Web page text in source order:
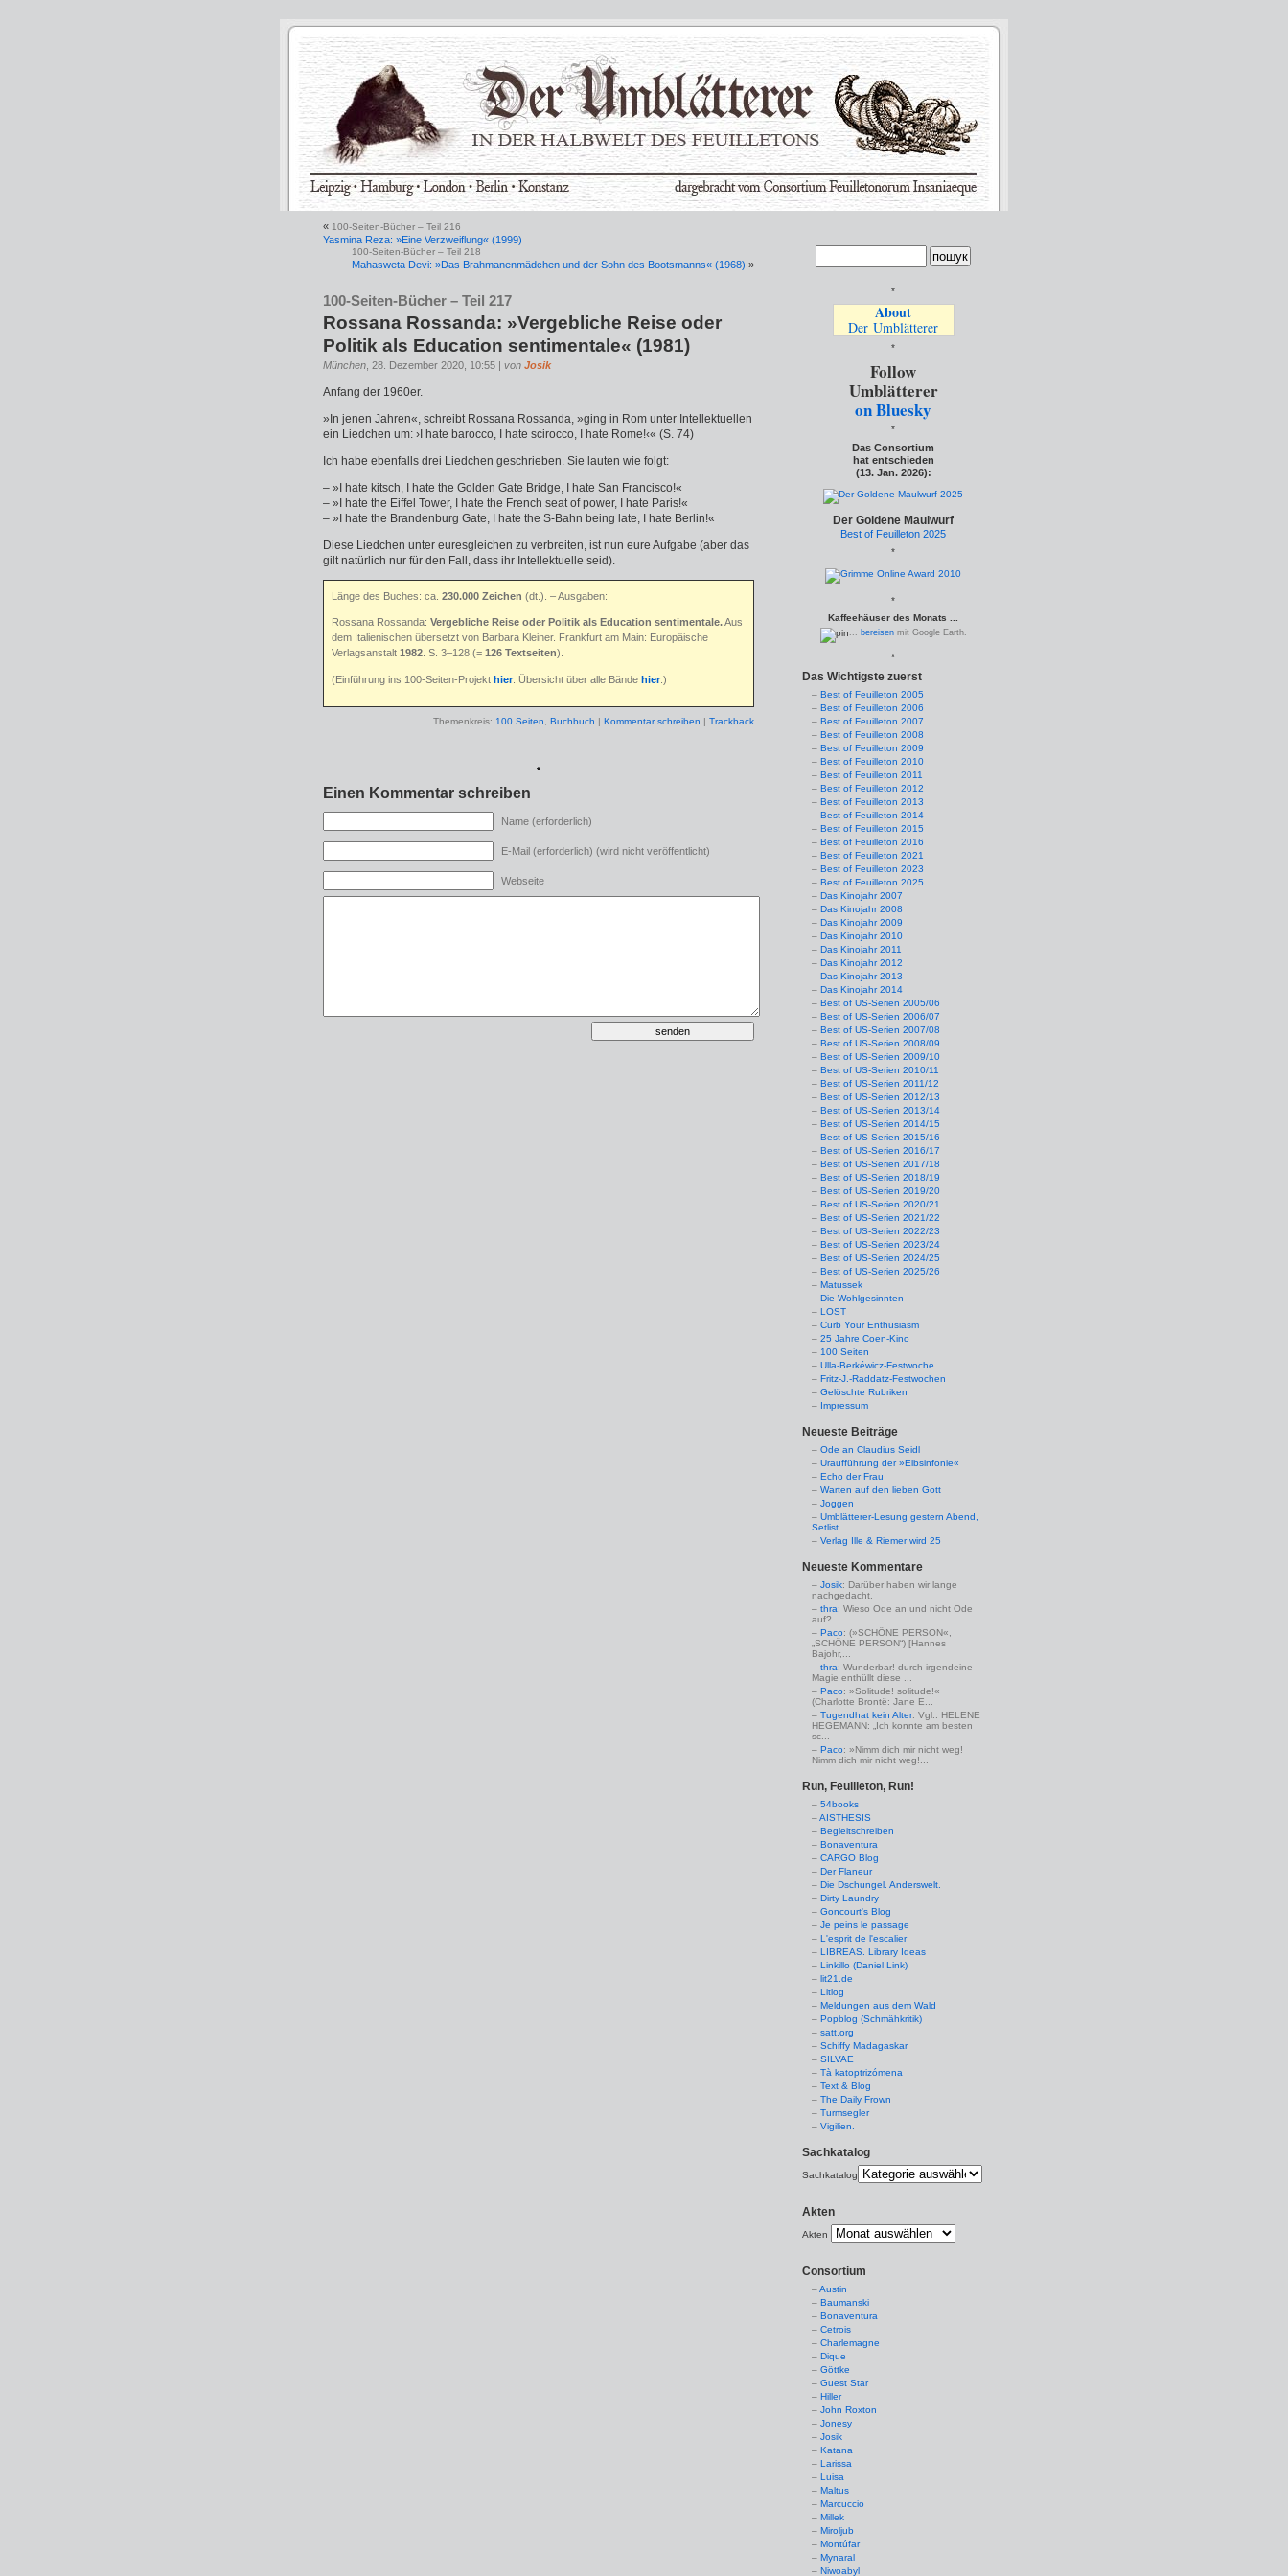
« 100-Seiten-Bücher – Teil 216
Yasmina Reza: »Eine Verzweiflung« (1999)
100-Seiten-Bücher – Teil 218
Mahasweta Devi: »Das Brahmanenmädchen und der Sohn des Bootsmanns« (1968) »
100-Seiten-Bücher – Teil 217
Rossana Rossanda: »Vergebliche Reise oder
Politik als Education sentimentale« (1981)
München , 28. Dezember 2020, 10:55 | von Josik
Anfang der 1960er.
»In jenen Jahren«, schreibt Rossana Rossanda, »ging in Rom unter Intellektuel­len
ein Liedchen um: ›I hate barocco, I hate scirocco, I hate Rome!‹« (S. 74)
Ich habe ebenfalls drei Liedchen geschrieben. Sie lauten wie folgt:
– »I hate kitsch, I hate the Golden Gate Bridge, I hate San Francisco!«
– »I hate the Eiffel Tower, I hate the French seat of power, I hate Paris!«
– »I hate the Brandenburg Gate, I hate the S-Bahn being late, I hate Berlin!«
Diese Liedchen unter euresgleichen zu verbreiten, ist nun eure Aufgabe (aber das
gilt natürlich nur für den Fall, dass ihr Intellektuelle seid).
Länge des Buches: ca. 230.000 Zeichen (dt.) . – Ausgaben:
Rossana Rossanda: Vergebliche Reise oder Politik als Education sentimentale.Aus
dem Italienischen übersetzt von Barbara Kleiner. Frankfurt am Main: Europäische
Verlagsanstalt 1982 . S. 3–128 (= 126 Textseiten).
(Einführung ins 100-Seiten-Projekt hier. Übersicht über alle Bände hier.)
Themenkreis: 100 Seiten, Buchbuch Kommentar schreiben Trackback
*
Einen Kommentar schreiben
Name (erforderlich)
E-Mail (erforderlich) (wird nicht veröffentlicht)
Webseite
*
About
Der Umblätterer
*
Follow
Umblätterer
on Bluesky
*
Das Consortium
hat entschieden
(13. Jan. 2026):
Der Goldene Maulwurf
Best of Feuilleton 2025
*
*
Kaffeehäuser des Monats ...
... bereisenmit Google Earth.
*
Das Wichtigste zuerst
Best of Feuilleton 2005
Best of Feuilleton 2006
Best of Feuilleton 2007
Best of Feuilleton 2008
Best of Feuilleton 2009
Best of Feuilleton 2010
Best of Feuilleton 2011
Best of Feuilleton 2012
Best of Feuilleton 2013
Best of Feuilleton 2014
Best of Feuilleton 2015
Best of Feuilleton 2016
Best of Feuilleton 2021
Best of Feuilleton 2023
Best of Feuilleton 2025
Das Kinojahr 2007
Das Kinojahr 2008
Das Kinojahr 2009
Das Kinojahr 2010
Das Kinojahr 2011
Das Kinojahr 2012
Das Kinojahr 2013
Das Kinojahr 2014
Best of US-Serien 2005/06
Best of US-Serien 2006/07
Best of US-Serien 2007/08
Best of US-Serien 2008/09
Best of US-Serien 2009/10
Best of US-Serien 2010/11
Best of US-Serien 2011/12
Best of US-Serien 2012/13
Best of US-Serien 2013/14
Best of US-Serien 2014/15
Best of US-Serien 2015/16
Best of US-Serien 2016/17
Best of US-Serien 2017/18
Best of US-Serien 2018/19
Best of US-Serien 2019/20
Best of US-Serien 2020/21
Best of US-Serien 2021/22
Best of US-Serien 2022/23
Best of US-Serien 2023/24
Best of US-Serien 2024/25
Best of US-Serien 2025/26
Matussek
Die Wohlgesinnten
LOST
Curb Your Enthusiasm
25 Jahre Coen-Kino
100 Seiten
Ulla-Berkéwicz-Festwoche
Fritz-J.-Raddatz-Festwochen
Gelöschte Rubriken
Impressum
Neueste Beiträge
Ode an Claudius Seidl
Uraufführung der »Elbsinfonie«
Echo der Frau
Warten auf den lieben Gott
Joggen
Umblätterer-Lesung gestern Abend,
Setlist
Verlag Ille & Riemer wird 25
Neueste Kommentare
Josik: Darüber haben wir lange
nachgedacht.
thra: Wieso Ode an und nicht Ode
auf?
Paco: (»SCHÖNE PERSON«,
„SCHÖNE PERSON“) [Hannes
Bajohr,...
thra: Wunderbar! durch irgendeine
Magie enthüllt diese ...
Paco: »Solitude! solitude!«
(Charlotte Brontë: Jane E...
Tugendhat kein Alter: Vgl.: HELENE
HEGEMANN: „Ich konnte am besten
sc...
Paco: »Nimm dich mir nicht weg!
Nimm dich mir nicht weg!...
Run, Feuilleton, Run!
54books
AISTHESIS
Begleitschreiben
Bonaventura
CARGO Blog
Der Flaneur
Die Dschungel. Anderswelt.
Dirty Laundry
Goncourt's Blog
Je peins le passage
L'esprit de l'escalier
LIBREAS. Library Ideas
Linkillo (Daniel Link)
lit21.de
Litlog
Meldungen aus dem Wald
Popblog (Schmähkritik)
satt.org
Schiffy Madagaskar
SILVAE
Tà katoptrizómena
Text & Blog
The Daily Frown
Turmsegler
Vigilien.
Sachkatalog
Sachkatalog
Akten
Akten
Consortium
Austin
Baumanski
Bonaventura
Cetrois
Charlemagne
Dique
Göttke
Guest Star
Hiller
John Roxton
Jonesy
Josik
Katana
Larissa
Luisa
Maltus
Marcuccio
Millek
Miroljub
Montúfar
Mynaral
Niwoabyl